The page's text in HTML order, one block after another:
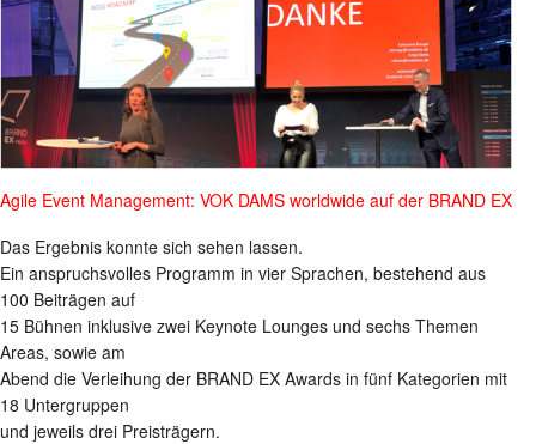
Agile Event Management: VOK DAMS worldwide auf der BRAND EX
Das Ergebnis konnte sich sehen lassen.
Ein anspruchsvolles Programm in vier Sprachen, bestehend aus
100 Beiträgen auf
15 Bühnen inklusive zwei Keynote Lounges und sechs Themen
Areas, sowie am
Abend die Verleihung der BRAND EX Awards in fünf Kategorien mit
18 Untergruppen
und jeweils drei Preisträgern.